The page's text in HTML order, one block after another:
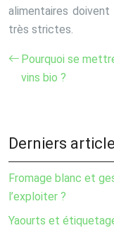
alimentaires
très strictes.
Pourquoi se
vins bio ?
Derniers
Fromage blanc et
l’exploiter ?
Yaourts et